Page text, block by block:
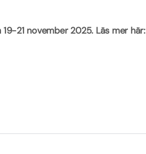
21 november 2025. Läs mer här: